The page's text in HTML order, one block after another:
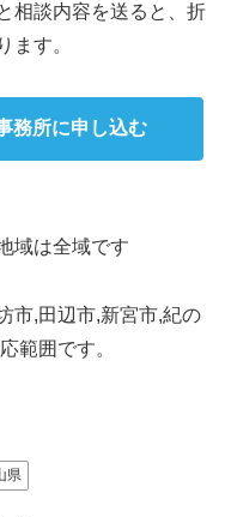
相談内容を送ると、折
ます。
務所に申し込む
域は全域です
市,田辺市,新宮市,紀の
範囲です。
県